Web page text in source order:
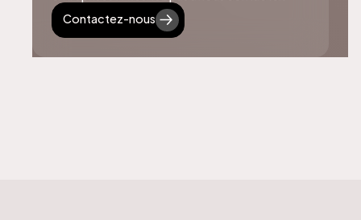
Contactez-nous